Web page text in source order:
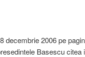
decembrie 2006 pe
Basescu